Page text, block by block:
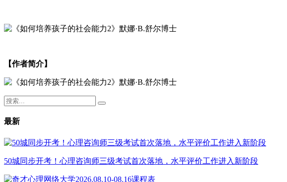
【作者简介】
最新
50城同步开考！心理咨询师三级考试首次落地，水平评价工作进入新阶段